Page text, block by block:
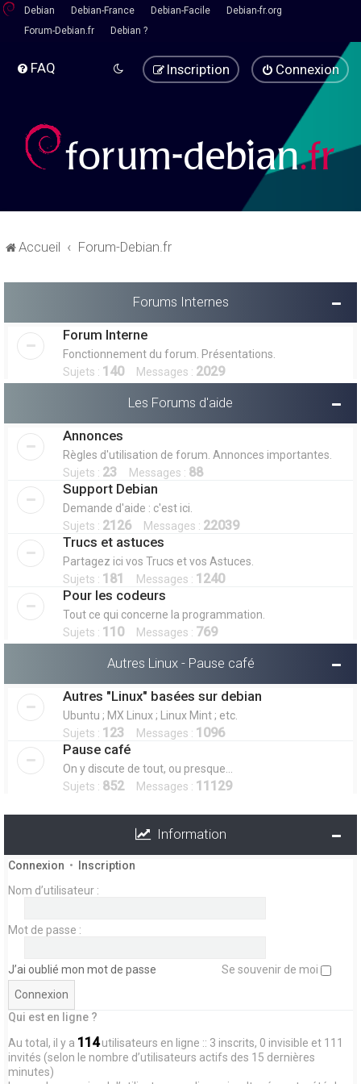
Debian Debian-France Debian-Facile
Debian-fr.org
Forum-Debian.fr
Debian ?
FAQ Connexion
Inscription
Accueil Forum-Debian.fr
Forums Internes
Forum Interne
Fonctionnement du forum. Présentations.
Sujets : 140Messages : 2029
Les Forums d'aide
Annonces
Règles d'utilisation de forum. Annonces importantes.
Sujets : 23 Messages : 88
Support Debian
Demande d'aide : c'est ici.
Sujets : 2126Messages : 22039
Trucs et astuces
Partagez ici vos Trucs et vos Astuces.
Sujets : 181 Messages : 1240
Pour les codeurs
Tout ce qui concerne la programmation.
Sujets : 110Messages : 769
Autres Linux - Pause café
Autres "Linux" basées sur debian
Ubuntu ; MX Linux ; Linux Mint ; etc.
Sujets : 123 Messages : 1096
Pause café
On y discute de tout, ou presque...
Sujets : 852Messages : 11129
Information
Connexion •
Inscription
Nom d’utilisateur :
Mot de passe :
J’ai oublié mon mot de passe Se souvenir de moi
Qui est en ligne ?
Au total, il y a 114utilisateurs en ligne :: 3 inscrits, 0 invisible et 111
invités (selon le nombre d’utilisateurs actifs des 15 dernières
minutes)